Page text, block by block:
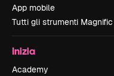
App mobile
Tutti gli strumenti Magnific
Inizia
Academy